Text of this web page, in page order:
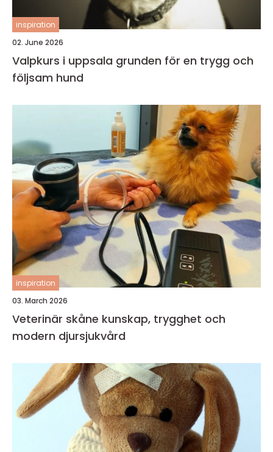
inspiration
02. June 2026
Valpkurs i uppsala grunden för en trygg och
följsam hund
inspiration
03. March 2026
Veterinär skåne kunskap, trygghet och
modern djursjukvård